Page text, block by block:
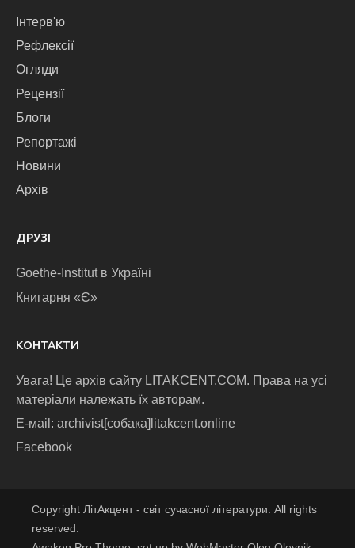
Інтерв'ю
Рефлексії
Огляди
Рецензії
Блоги
Репортажі
Новини
Архів
ДРУЗІ
Goethe-Institut в Україні
Книгарня «Є»
КОНТАКТИ
Увага! Це архів сайту LITAKCENT.COM. Права на усі
матеріали належать їх авторам.
E-маіl: archivist[собака]litakcent.online
Facebook
Copyright ЛітАкцент - світ сучасної літератури. All rights
reserved.